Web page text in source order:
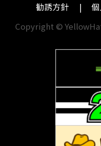
勧誘方針
Copyright ©